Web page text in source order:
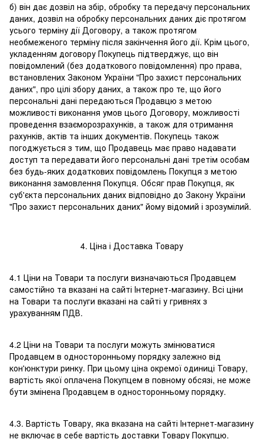
б) він дає дозвіл на збір, обробку та передачу персональних
даних, дозвіл на обробку персональних даних діє протягом
усього терміну дії Договору, а також протягом
необмеженого терміну після закінчення його дії. Крім цього,
укладенням договору Покупець підтверджує, що він
повідомлений (без додаткового повідомлення) про права,
встановлених Законом України "Про захист персональних
даних", про цілі збору даних, а також про те, що його
персональні дані передаються Продавцю з метою
можливості виконання умов цього Договору, можливості
проведення взаєморозрахунків, а також для отримання
рахунків, актів та інших документів. Покупець також
погоджується з тим, що Продавець має право надавати
доступ та передавати його персональні дані третім особам
без будь-яких додаткових повідомлень Покупця з метою
виконання замовлення Покупця. Обсяг прав Покупця, як
суб'єкта персональних даних відповідно до Закону України
"Про захист персональних даних" йому відомий і зрозумілий.
4. Ціна і Доставка Товару
4.1 Ціни на Товари та послуги визначаються Продавцем
самостійно та вказані на сайті Інтернет-магазину. Всі ціни
на Товари та послуги вказані на сайті у гривнях з
урахуванням ПДВ.
4.2 Ціни на Товари та послуги можуть змінюватися
Продавцем в односторонньому порядку залежно від
кон'юнктури ринку. При цьому ціна окремої одиниці Товару,
вартість якої оплачена Покупцем в повному обсязі, не може
бути змінена Продавцем в односторонньому порядку.
4.3. Вартість Товару, яка вказана на сайті Інтернет-магазину
не включає в себе вартість доставки Товару Покупцю.